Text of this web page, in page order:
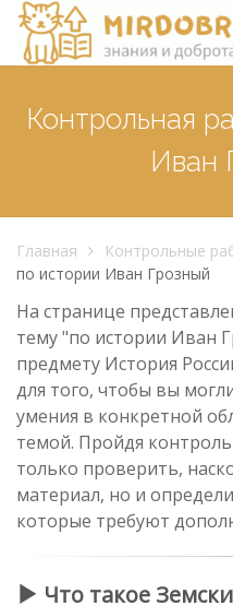
Контрольная
Иван
Главная Контрольные
по истории Иван Грозный
На странице
тему "по истории Иван
предмету История
для того, чтобы вы
умения в конкретной
темой. Пройдя
только проверить,
материал, но и
которые требуют
Что такое